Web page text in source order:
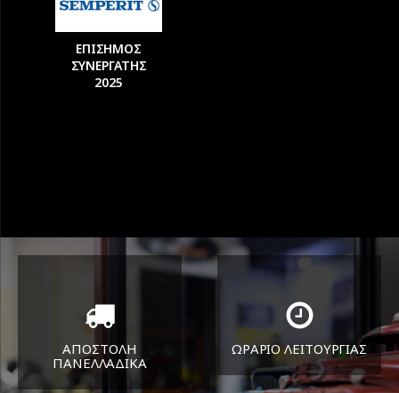
ΕΠΙΣΗΜΟΣ
ΣΥΝΕΡΓΑΤΗΣ
2025
ΑΠΟΣΤΟΛΗ
ΠΑΝΕΛΛΑΔΙΚA
ΩΡΑΡΙΟ ΛΕΙΤΟΥΡΓΙΑΣ